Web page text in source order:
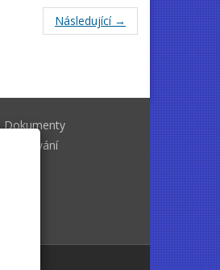
Následující →
Dokumenty
Biřmování